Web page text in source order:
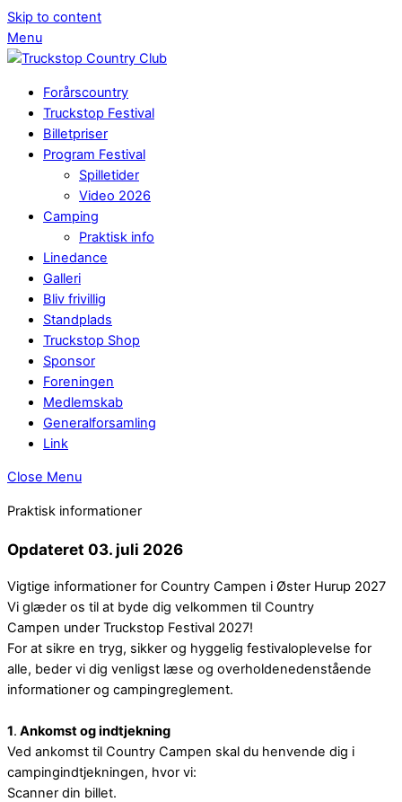
Skip to content
Menu
Forårscountry
Truckstop Festival
Billetpriser
Program Festival
Spilletider
Video 2026
Camping
Praktisk info
Linedance
Galleri
Bliv frivillig
Standplads
Truckstop Shop
Sponsor
Foreningen
Medlemskab
Generalforsamling
Link
Close Menu
Praktisk informationer
Opdateret 03. juli 2026
Vigtige informationer for Country Campen i Øster Hurup 2027
Vi glæder os til at byde dig velkommen til Country
Campen under Truckstop Festival 2027!
For at sikre en tryg, sikker og hyggelig festivaloplevelse for
alle, beder vi dig venligst læse og overholdenedenstående
informationer og campingreglement.
1. Ankomst og indtjekning
Ved ankomst til Country Campen skal du henvende dig i
campingindtjekningen, hvor vi:
Scanner din billet.